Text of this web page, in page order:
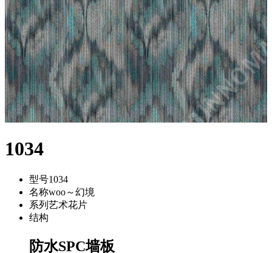
1034
型号1034
名称woo～幻境
系列 艺术花片
结构
防水SPC墙板